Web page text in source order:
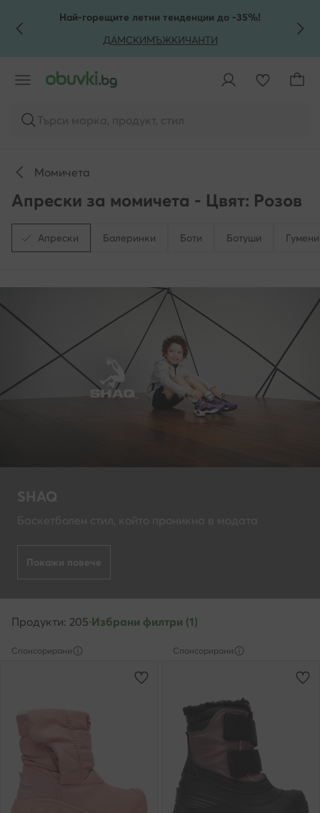
КЪМ ОСНОВНОТО СЪДЪРЖАНИЕ
КЪМ ТЪРСЕНЕНай-горещите летни тенденции до -35%!
ДАМСКИМЪЖКИЧАНТИ
Търси марка, продукт, стил
Момичета
Апрески за момичета - Цвят: Розов
Апрески Балеринки Боти Ботуши
SHAQ
Баскетболен стил, който проникна в модата
Покажи повече
Продукти: 205·Избрани филтри (1)
Спонсорирани Спонсорирани